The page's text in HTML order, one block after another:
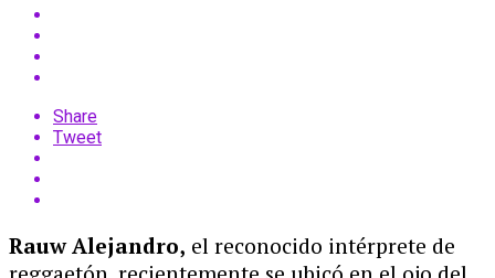
Share
Tweet
Rauw Alejandro, el reconocido intérprete de